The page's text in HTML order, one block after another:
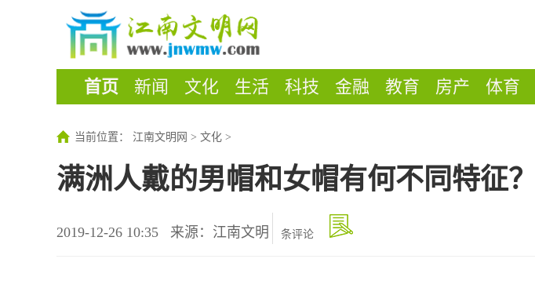
首页 新闻 文化 生活 科技 金融 教育 房产 体育
当前位置： 江南文明网 > 文化 >
满洲人戴的男帽和女帽有何不同特征？
2019-12-26 10:35 来源：江南文明 条评论